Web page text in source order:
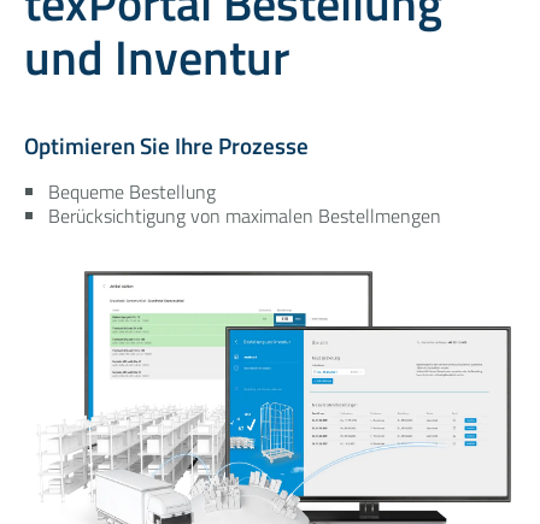
und Inventur
Optimieren Sie Ihre Prozesse
Bequeme Bestellung
Berücksichtigung von maximalen Bestellmengen